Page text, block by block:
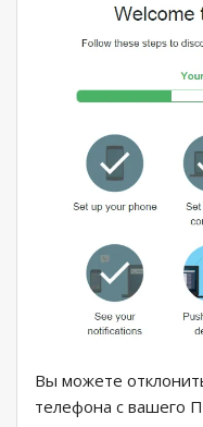
Вы можете
телефона с вашего